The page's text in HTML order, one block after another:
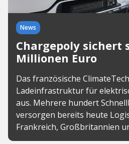
News
Chargepoly sichert
Millionen Euro
Das französische
Ladeinfrastruktur für
aus. Mehrere hundert
versorgen bereits heute
Frankreich, Großbritannien